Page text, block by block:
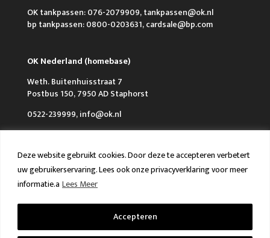
Deze website gebruikt cookies. Door deze te accepteren verbetert
uw gebruikerservaring. Lees ook onze privacyverklaring voor meer
informatie.a Lees Meer
Accepteren
OK tankpassen: 076-2079909, tankpassen@ok.nl
bp tankpassen: 0800-0203631, cardsale@bp.com
OK Nederland (homebase)
Weth. Buitenhuisstraat 7
Postbus 150, 7950 AD Staphorst
0522-239999, info@ok.nl
Over OK
FAQ en Contact
VCA & ISO
Algemene voorwaarden
Privacy policy